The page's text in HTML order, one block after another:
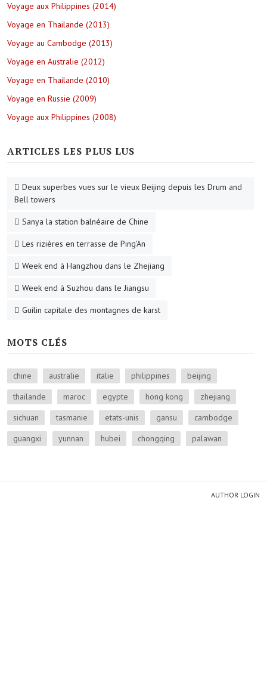
Voyage aux Philippines (2014)
Voyage en Thailande (2013)
Voyage au Cambodge (2013)
Voyage en Australie (2012)
Voyage en Thailande (2010)
Voyage en Russie (2009)
Voyage aux Philippines (2008)
ARTICLES LES PLUS LUS
Deux superbes vues sur le vieux Beijing depuis les Drum and
Bell towers
Sanya la station balnéaire de Chine
Les rizières en terrasse de Ping'An
Week end à Hangzhou dans le Zhejiang
Week end à Suzhou dans le Jiangsu
Guilin capitale des montagnes de karst
MOTS CLÉS
chine australie italie philippines
beijing
thailande
maroc egypte hong kong
zhejiang
sichuan
tasmanie etats-unis gansu
cambodge
guangxi
yunnan hubei chongqing palawan
AUTHOR LOGIN